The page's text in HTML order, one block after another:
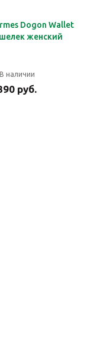
Dogon Wallet
женский
В наличии
руб.